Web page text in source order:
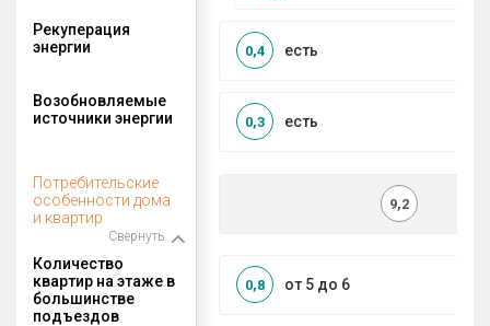
Рекуперация
энергии
есть
0,4
Возобновляемые
источники энергии
есть
0,3
Потребительские
особенности дома
и квартир
Свернуть
9,2
Количество
квартир на этаже в
большинстве
подъездов
от 5 до 6
0,8